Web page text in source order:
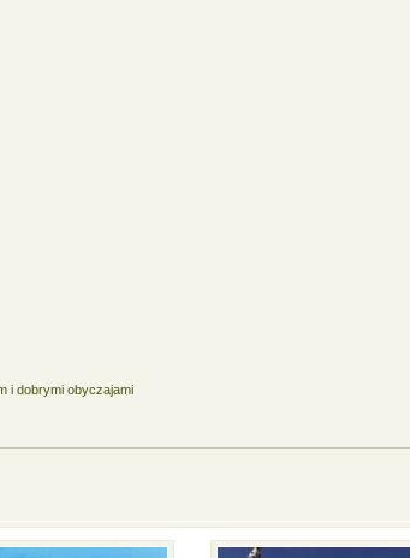
i dobrymi obyczajami